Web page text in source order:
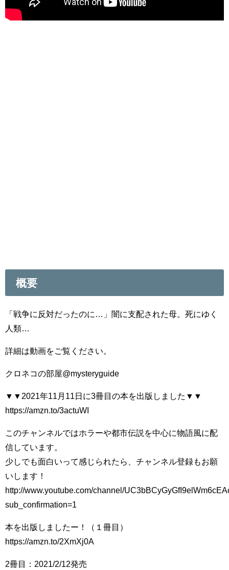
概要
「戦争に反対だったのに…」闇に支配された母。死にゆく
人類…
詳細は動画をご覧ください。
クロネコの部屋@mysteryguide
▼▼2021年11月11日に3冊目の本を出版しました▼▼
https://amzn.to/3actuWI
このチャンネルではホラーや都市伝説を中心に物語風に配
信しています。
少しでも面白いって感じられたら、チャンネル登録もお願
いします！
http://www.youtube.com/channel/
sub_confirmation=1
本を出版しましたー！（１冊目）
https://amzn.to/2XmXj0A
2冊目：2021/2/12発売